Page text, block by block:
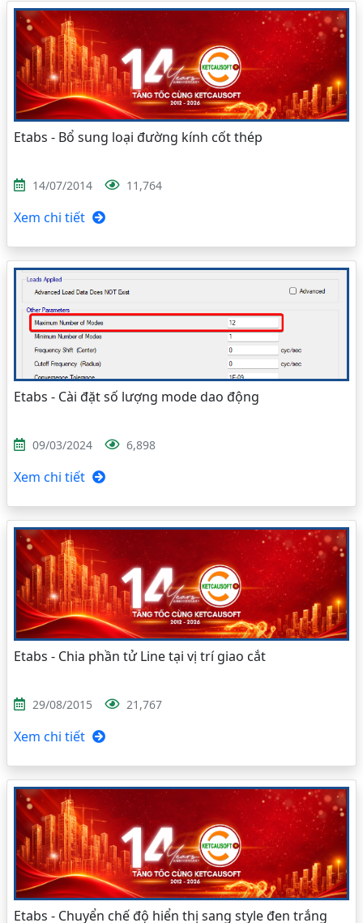
Etabs - Bổ sung loại đường kính cốt thép
14/07/2014 11,764
Xem chi tiết
Etabs - Cài đặt số lượng mode dao động
09/03/2024 6,898
Xem chi tiết
Etabs - Chia phần tử Line tại vị trí giao cắt
29/08/2015 21,767
Xem chi tiết
Etabs - Chuyển chế độ hiển thị sang style đen trắng